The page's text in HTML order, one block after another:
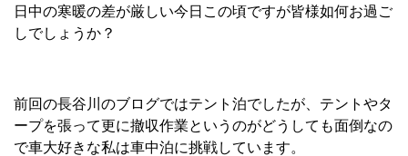
日中の寒暖の差が厳しい今日この頃ですが皆様如何お過ご
しでしょうか？
前回の長谷川のブログではテント泊でしたが、テントやタ
ープを張って更に撤収作業というのがどうしても面倒なの
で車大好きな私は車中泊に挑戦しています。